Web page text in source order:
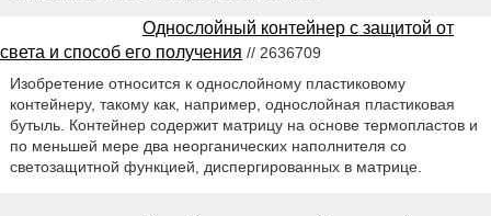
Однослойный контейнер с защитой от
света и способ его получения // 2636709
Изобретение относится к однослойному пластиковому
контейнеру, такому как, например, однослойная пластиковая
бутыль. Контейнер содержит матрицу на основе термопластов и
по меньшей мере два неорганических наполнителя со
светозащитной функцией, диспергированных в матрице.